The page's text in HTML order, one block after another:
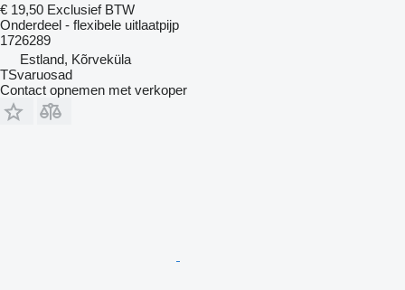
€ 19,50 Exclusief BTW
Onderdeel - flexibele uitlaatpijp
1726289
Estland, Kõrveküla
TSvaruosad
Contact opnemen met verkoper